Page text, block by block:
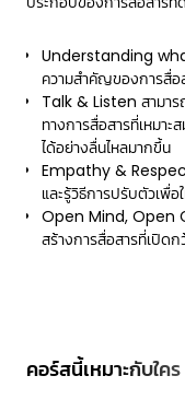
Understanding
ความสำคัญของการสื่อ
Talk & Listen สามาร
ทางการสื่อสารที่เหมาะ
ได้อย่างลื่นไหลมากขึ้น
Empathy & Respect
และรู้วิธีการปรับตัวเพื่
Open Mind, Open
สร้างการสื่อสารที่เปิดก
คอร์สนี้เหมาะกับใคร